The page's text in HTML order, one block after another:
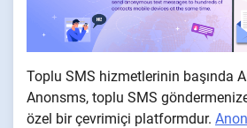
Toplu SMS hizmetlerinin başında
Anonsms, toplu SMS
özel bir çevrimiçi platformdur.